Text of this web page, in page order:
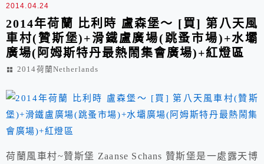
2014.04.24
2014年荷蘭 比利時 盧森堡～ [買] 第八天風
車村(贊斯堡)+滑鐵盧廣場(跳蚤市場)+水壩
廣場(阿姆斯特丹最熱鬧集會廣場)+紅燈區
2014荷蘭Netherlands
荷蘭風車村~贊斯堡 Zaanse Schans 贊斯堡是一處露天博